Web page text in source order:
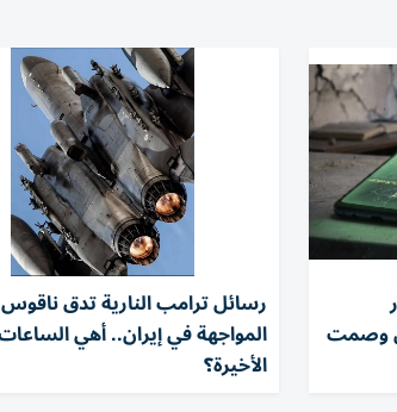
وصمت
رسائل ترامب النارية تدق ناقوس
المواجهة في إيران.. أهي
الأخيرة؟